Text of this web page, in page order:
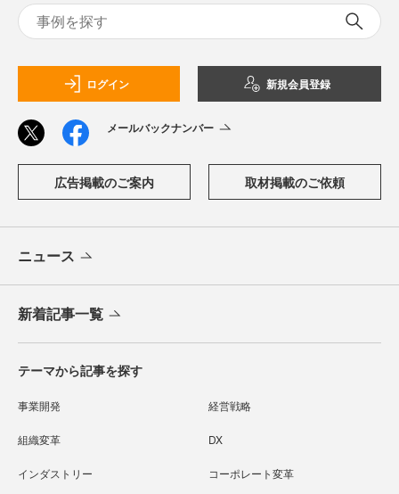
ログイン 新規会員登録
メールバックナンバー
広告掲載のご案内 取材掲載のご依頼
ニュース
新着記事一覧
テーマから記事を探す
事業開発 経営戦略
組織変革 DX
インダストリー コーポレート変革